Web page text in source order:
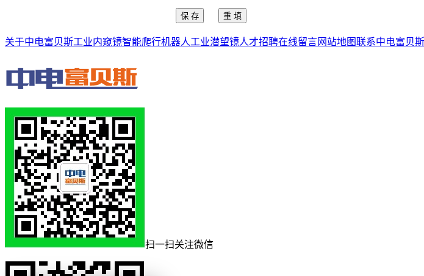
关于中电富贝斯工业内窥镜智能爬行机器人工业潜望镜人才招聘在线留言网站地图联系中电富贝斯
扫一扫关注微信